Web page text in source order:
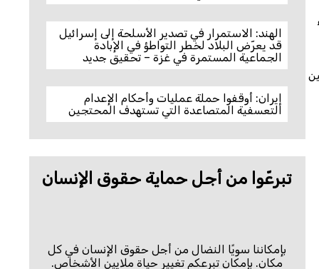
الهند: الاستمرار في تصدير الأسلحة إلى إسرائيل
قد يعرّض البلاد لخطر التواطؤ في الإبادة
الجماعية المستمرة في غزة – تحقيق جديد
إيران: أوقفوا حملة عمليات وأحكام الإعدام
التعسفية المتصاعدة التي تستهدف المحتجين
تبرعّوا من أجل حماية حقوق الإنسان
بإمكاننا سويًا النضال من أجل حقوق الإنسان في كل
مكان. بإمكان تبرعكم تغيير حياة ملايين الأشخاص.